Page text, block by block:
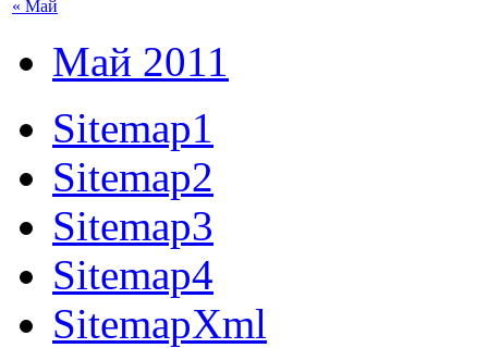
« Май
Май 2011
Sitemap1
Sitemap2
Sitemap3
Sitemap4
SitemapXml